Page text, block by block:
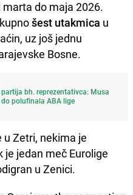
marta do maja 2026.
šest utakmica u
uz još jednu
Bosne.
bh. reprezentativca: Musa
polufinala ABA lige
Zetri, nekima je
je jedan meč Eurolige
u Zenici.